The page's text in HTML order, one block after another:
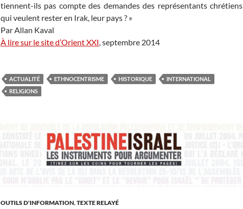
tiennent-ils pas compte des demandes des représentants chrétiens
qui veulent rester en Irak, leur pays? »
Par Allan Kaval
À lire sur le site d’Orient XXI, septembre 2014
ACTUALITÉ ETHNOCENTRISME HISTORIQUE
INTERNATIONAL
RELIGIONS
OUTILS D'INFORMATION,TEXTE RELAYÉ